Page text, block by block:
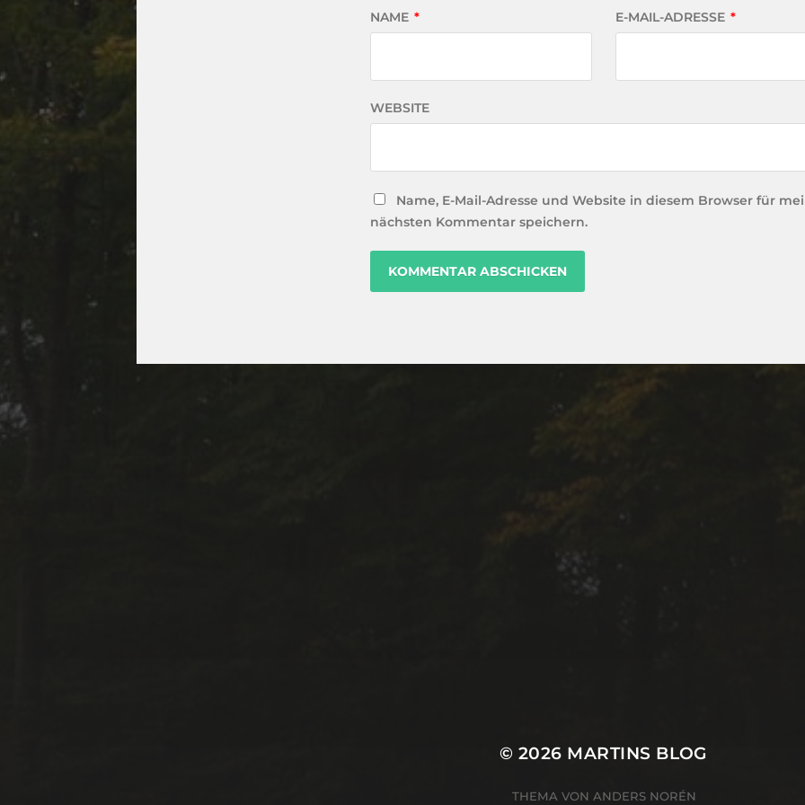
NAME * E-MAIL-ADRESSE *
WEBSITE
Name, E-Mail-Adresse und Website in diesem Browser für
nächsten Kommentar speichern.
© 2026 MARTINS BLOG
THEMA VON ANDERS NORÉN